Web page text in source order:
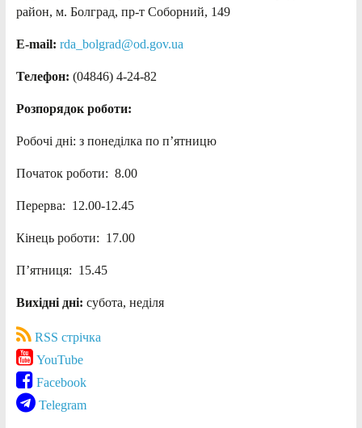
район, м. Болград, пр-т Соборний, 149
E-mail: rda_bolgrad@od.gov.ua
Телефон: (04846) 4-24-82
Розпорядок роботи:
Робочі дні: з понеділка по п’ятницю
Початок роботи: 8.00
Перерва: 12.00-12.45
Кінець роботи: 17.00
П’ятниця: 15.45
Вихідні дні: субота, неділя
RSS стрічка
YouTube
Facebook
Telegram